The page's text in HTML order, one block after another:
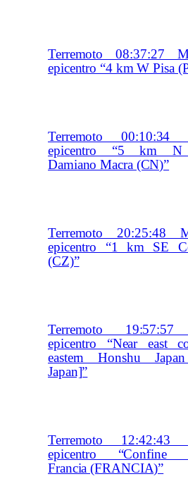
Terremoto 08:37:27
epicentro “4 km W Pisa
Terremoto 00:10:34
epicentro “5 km N
Damiano Macra (CN)”
Terremoto 20:25:48
epicentro “1 km SE
(CZ)”
Terremoto
epicentro “Near east
eastern Honshu
Japan]”
Terremoto 12:42:43
epicentro “Confine
Francia (FRANCIA)”